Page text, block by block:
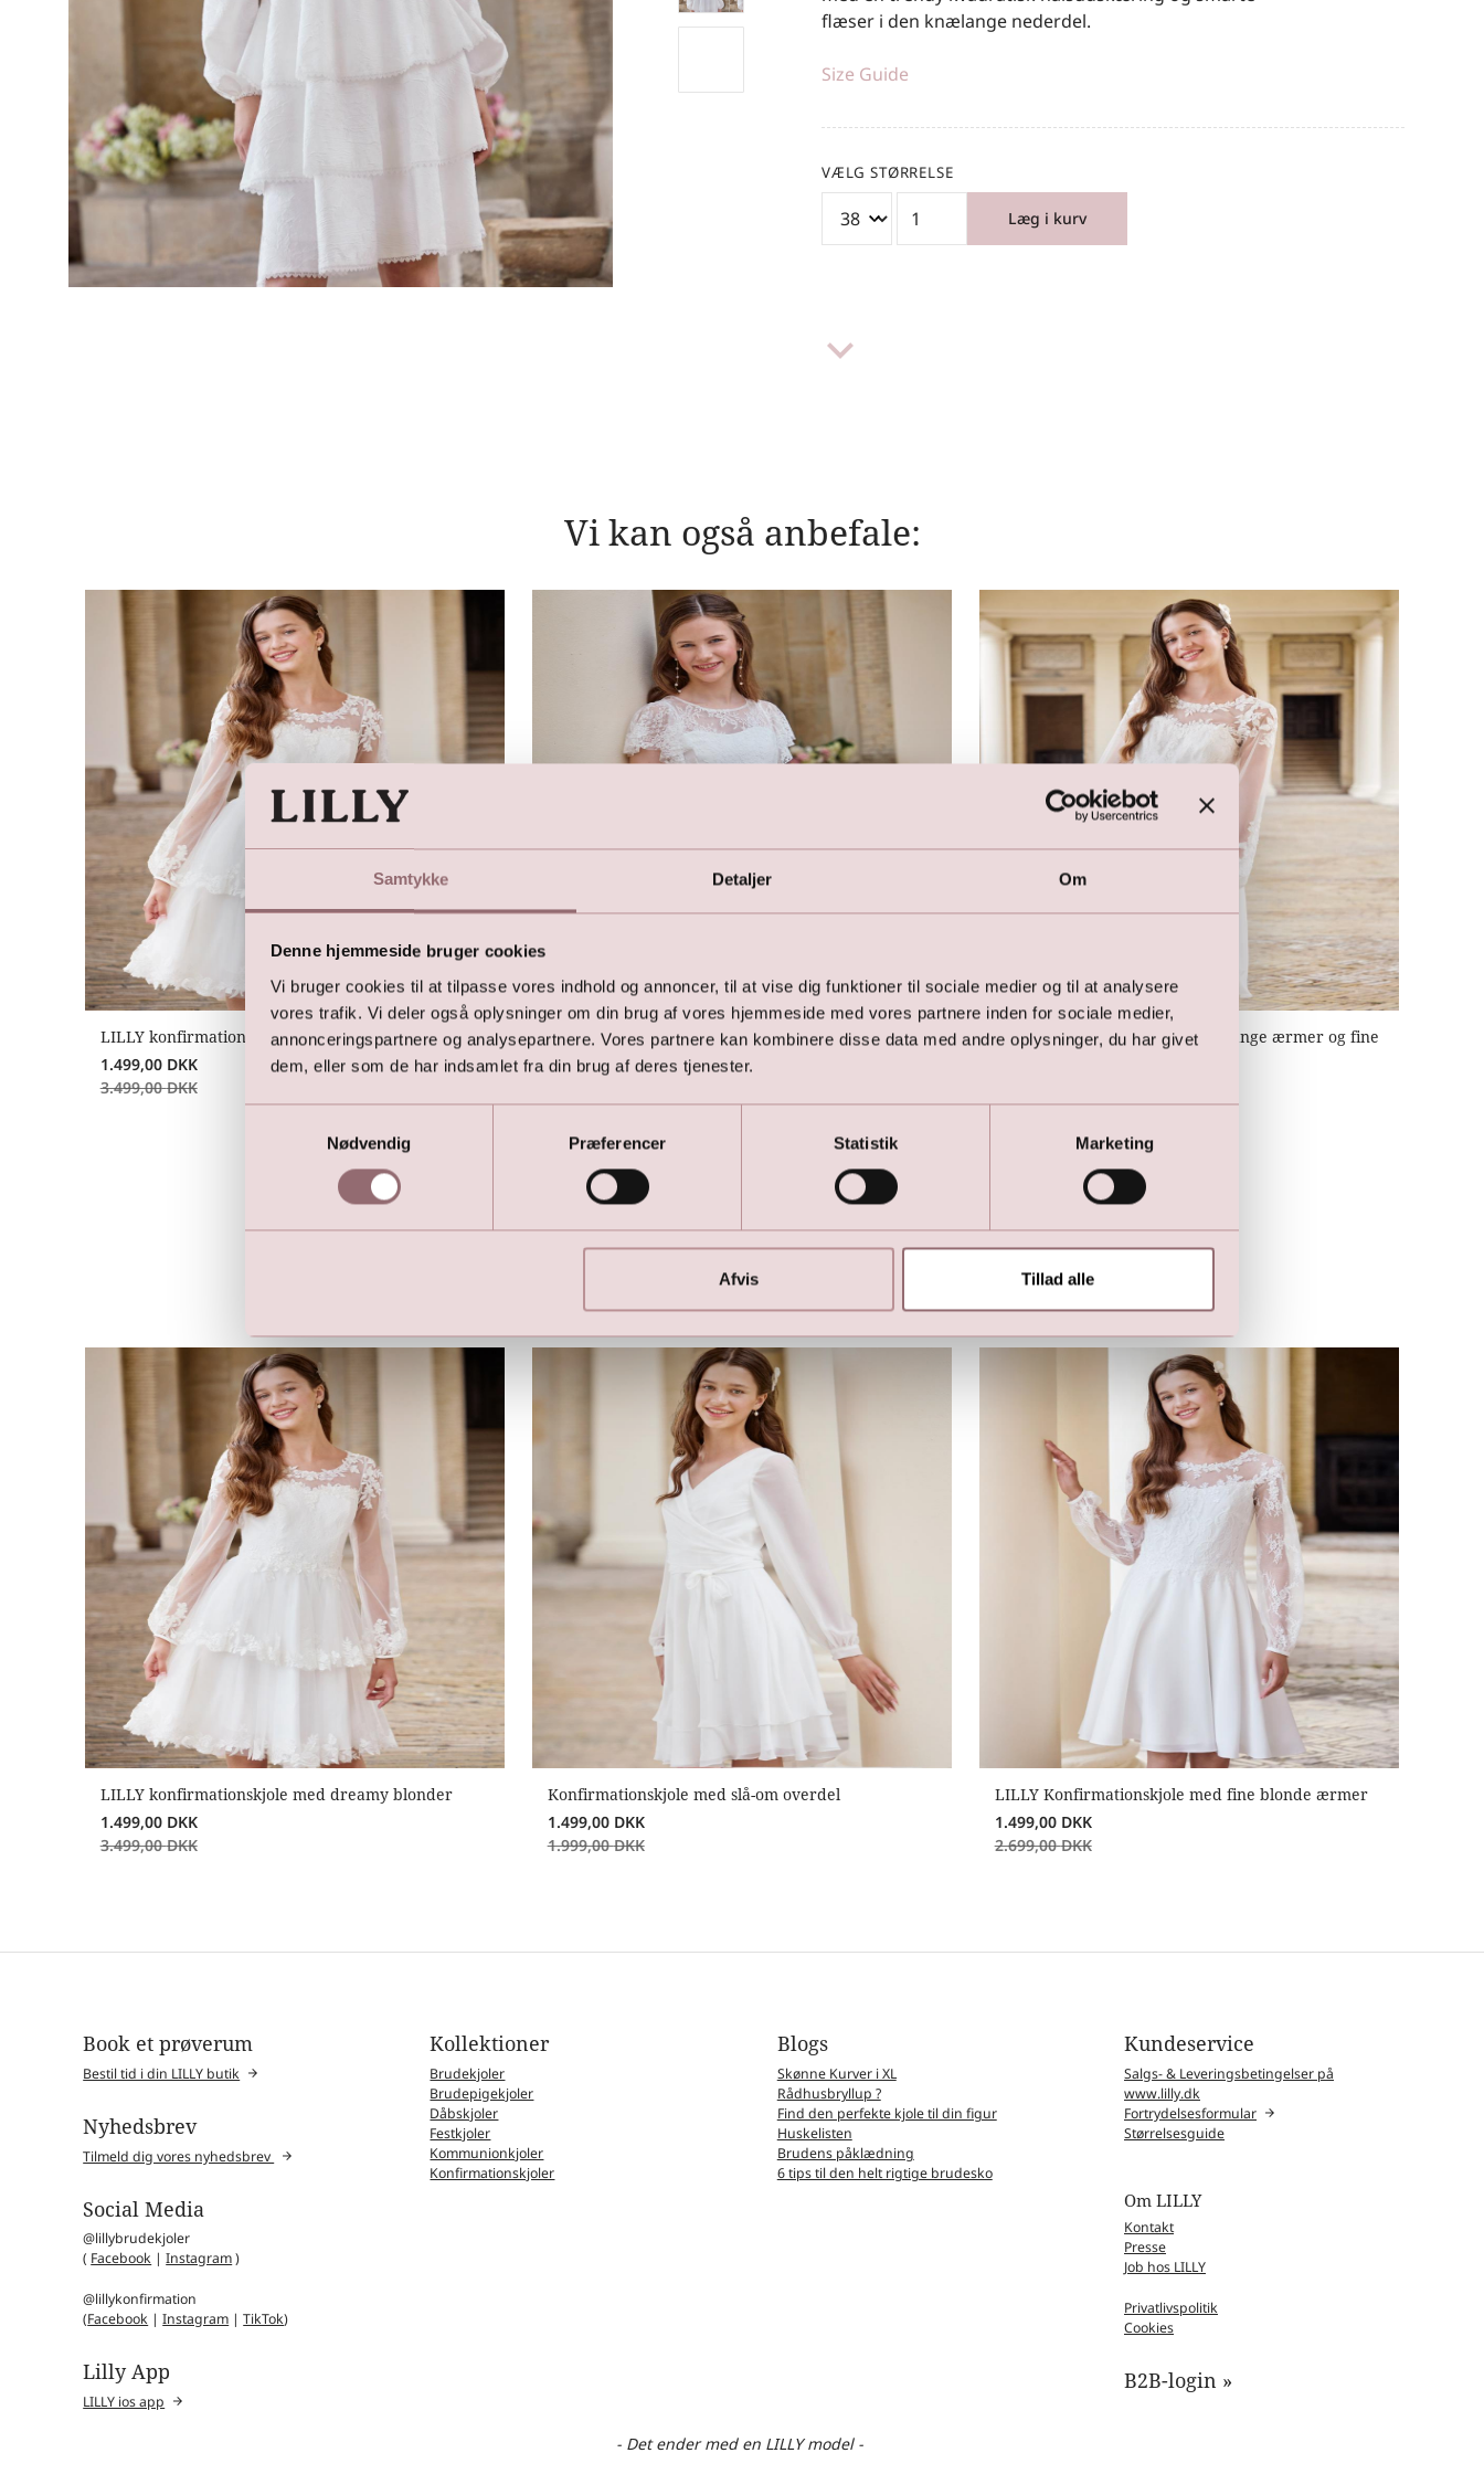
Samtykke Detaljer Om
Denne hjemmeside bruger cookies
Vi bruger cookies til at tilpasse vores indhold og annoncer, til at vise dig funktioner til sociale medier og til at analysere
vores trafik. Vi deler også oplysninger om din brug af vores hjemmeside med vores partnere inden for sociale medier,
annonceringspartnere og analysepartnere. Vores partnere kan kombinere disse data med andre oplysninger, du har givet
dem, eller som de har indsamlet fra din brug af deres tjenester.
Nødvendig
Præferencer Statistik Marketing
Afvis Tillad alle
flæser i den knælange nederdel.
Size Guide
VÆLG STØRRELSE
Læg i kurv
keyboard_arrow_down
Vi kan også anbefale:
LILLY konfirmationskjole med dreamy blonder
1.499,00 DKK
3.499,00 DKK
Sød LILLY Konfirmationskjole med flæser og
vingeærmer
2.999,00 DKK
LILLY Konfirmationskjole med lange ærmer og fine
2.699,00 DKK
Her er favoritterne
LILLY konfirmationskjole med dreamy blonder
1.499,00 DKK
3.499,00 DKK
Konfirmationskjole med slå-om overdel
1.499,00 DKK
1.999,00 DKK
LILLY Konfirmationskjole med fine blonde ærmer
1.499,00 DKK
2.699,00 DKK
Book et prøverum
Bestil tid i din LILLY butik
Nyhedsbrev
Tilmeld dig vores nyhedsbrev
Social Media
@lillybrudekjoler
( Facebook |Instagram)
@lillykonfirmation
(Facebook |Instagram |TikTok)
Lilly App
LILLY ios app
Kollektioner
Brudekjoler
Brudepigekjoler
Dåbskjoler
Festkjoler
Kommunionkjoler
Konfirmationskjoler
Blogs
Skønne Kurver i XL
Rådhusbryllup ?
Find den perfekte kjole til din figur
Huskelisten
Brudens påklædning
6 tips til den helt rigtige brudesko
Kundeservice
Salgs- & Leveringsbetingelser på
www.lilly.dk
Fortrydelsesformular
Størrelsesguide
Om LILLY
Kontakt
Presse
Job hos LILLY
Privatlivspolitik
Cookies
B2B-login »
- Det ender med en LILLY model -